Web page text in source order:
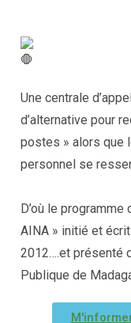
Une centrale
d’alternative pour
postes » alors que
personnel se
D’où le programme
AINA » initié et écrit
2012….et présenté
Publique de